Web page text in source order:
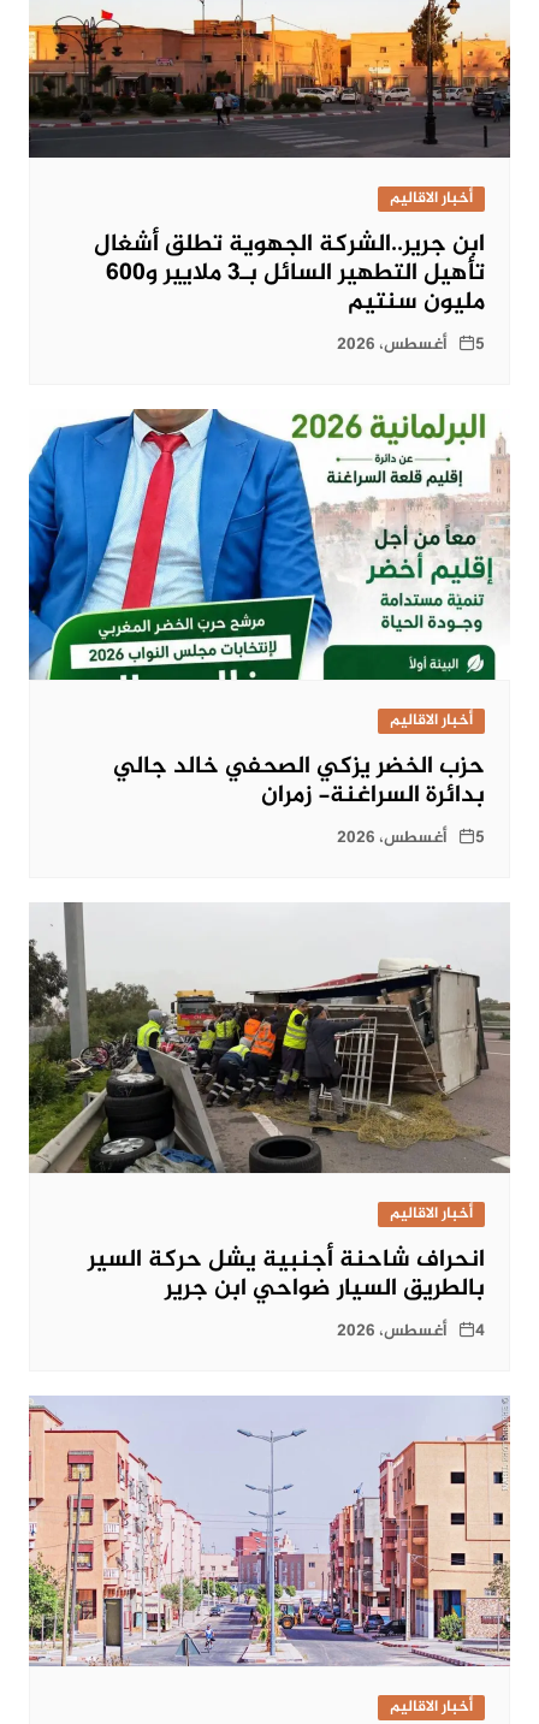
أخبار الاقاليم
ابن جرير..الشركة الجهوية تطلق أشغال
تأهيل التطهير السائل بـ3 ملايير و600
مليون سنتيم
5 أغسطس، 2026
أخبار الاقاليم
حزب الخضر يزكي الصحفي خالد جالي
بدائرة السراغنة- زمران
5 أغسطس، 2026
أخبار الاقاليم
انحراف شاحنة أجنبية يشل حركة السير
بالطريق السيار ضواحي ابن جرير
4 أغسطس، 2026
أخبار الاقاليم